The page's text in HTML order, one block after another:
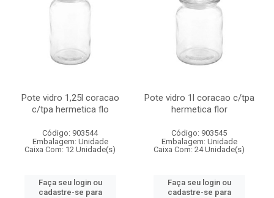
Pote vidro 1,25l coracao
c/tpa hermetica flo
Código: 903544
Embalagem: Unidade
Caixa Com: 12 Unidade(s)
Faça seu login ou
cadastre-se para
Pote vidro 1l coracao c/tpa
hermetica flor
Código: 903545
Embalagem: Unidade
Caixa Com: 24 Unidade(s)
Faça seu login ou
cadastre-se para